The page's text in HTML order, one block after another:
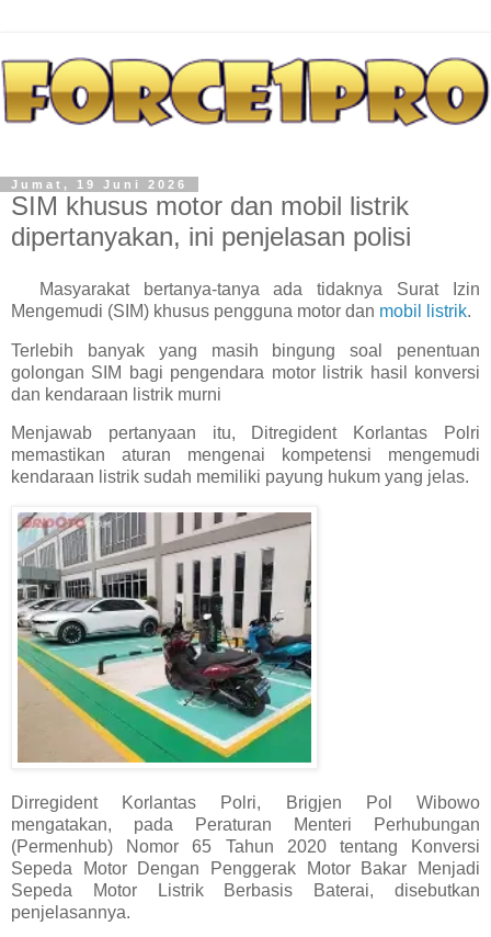
Jumat, 19 Juni 2026
SIM khusus motor dan mobil listrik
dipertanyakan, ini penjelasan polisi
Masyarakat bertanya-tanya ada tidaknya Surat Izin
Mengemudi (SIM) khusus pengguna motor dan mobil listrik.
Terlebih banyak yang masih bingung soal penentuan
golongan SIM bagi pengendara motor listrik hasil konversi
dan kendaraan listrik murni
Menjawab pertanyaan itu, Ditregident Korlantas Polri
memastikan aturan mengenai kompetensi mengemudi
kendaraan listrik sudah memiliki payung hukum yang jelas.
Dirregident Korlantas Polri, Brigjen Pol Wibowo
mengatakan, pada Peraturan Menteri Perhubungan
(Permenhub) Nomor 65 Tahun 2020 tentang Konversi
Sepeda Motor Dengan Penggerak Motor Bakar Menjadi
Sepeda Motor Listrik Berbasis Baterai, disebutkan
penjelasannya.